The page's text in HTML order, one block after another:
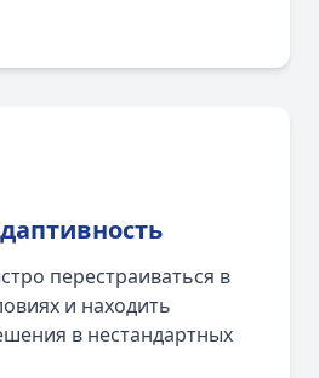
перестраиваться в
и находить
в нестандартных